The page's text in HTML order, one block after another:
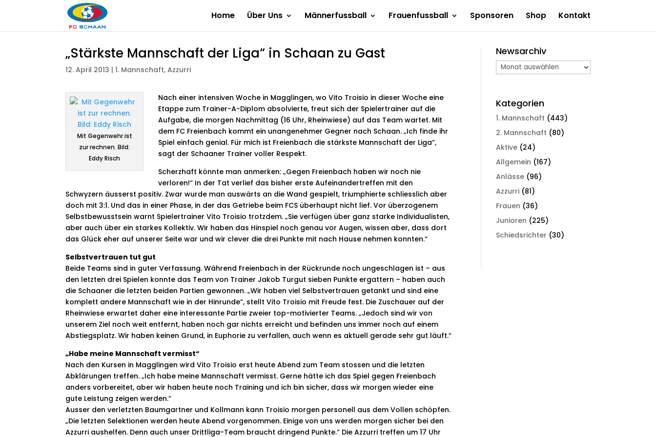
Home Über Uns Männerfussball Frauenfussball Sponsoren Shop Kontakt
„Stärkste Mannschaft der Liga“ in Schaan zu Gast
12. April 2013 |1. Mannschaft,Azzurri
Mit Gegenwehr ist
zur rechnen. Bild:
Eddy Risch
Nach einer intensiven Woche in Magglingen, wo Vito Troisio in dieser Woche eine
Etappe zum Trainer-A-Diplom absolvierte, freut sich der Spielertrainer auf die
Aufgabe, die morgen Nachmittag (16 Uhr, Rheinwiese) auf das Team wartet. Mit
dem FC Freienbach kommt ein unangenehmer Gegner nach Schaan. „Ich finde ihr
Spiel einfach genial. Für mich ist Freienbach die stärkste Mannschaft der Liga“,
sagt der Schaaner Trainer voller Respekt.
Scherzhaft könnte man anmerken: „Gegen Freienbach haben wir noch nie
verloren!“ In der Tat verlief das bisher erste Aufeinandertreffen mit den
Schwyzern äusserst positiv. Zwar wurde man auswärts an die Wand gespielt, triumphierte schliesslich aber
doch mit 3:1. Und das in einer Phase, in der das Getriebe beim FCS überhaupt nicht lief. Vor überzogenem
Selbstbewusstsein warnt Spielertrainer Vito Troisio trotzdem. „Sie verfügen über ganz starke Individualisten,
aber auch über ein starkes Kollektiv. Wir haben das Hinspiel noch genau vor Augen, wissen aber, dass dort
das Glück eher auf unserer Seite war und wir clever die drei Punkte mit nach Hause nehmen konnten.“
Selbstvertrauen tut gut
Beide Teams sind in guter Verfassung. Während Freienbach in der Rückrunde noch ungeschlagen ist – aus
den letzten drei Spielen konnte das Team von Trainer Jakob Turgut sieben Punkte ergattern – haben auch
die Schaaner die letzten beiden Partien gewonnen. „Wir haben viel Selbstvertrauen getankt und sind eine
komplett andere Mannschaft wie in der Hinrunde“, stellt Vito Troisio mit Freude fest. Die Zuschauer auf der
Rheinwiese erwartet daher eine interessante Partie zweier top-motivierter Teams. „Jedoch sind wir von
unserem Ziel noch weit entfernt, haben noch gar nichts erreicht und befinden uns immer noch auf einem
Abstiegsplatz. Wir haben keinen Grund, in Euphorie zu verfallen, auch wenn es aktuell gerade sehr gut läuft.“
„Habe meine Mannschaft vermisst“
Nach den Kursen in Magglingen wird Vito Troisio erst heute Abend zum Team stossen und die letzten
Abklärungen treffen. „Ich habe meine Mannschaft vermisst. Gerne hätte ich das Spiel gegen Freienbach
anders vorbereitet, aber wir haben heute noch Training und ich bin sicher, dass wir morgen wieder eine
gute Leistung zeigen werden.“
Ausser den verletzten Baumgartner und Kollmann kann Troisio morgen personell aus dem Vollen schöpfen.
„Die letzten Selektionen werden heute Abend vorgenommen. Einige von uns werden morgen sicher bei den
Azzurri aushelfen. Denn auch unser Drittliga-Team braucht dringend Punkte.“ Die Azzurri treffen um 17 Uhr
Newsarchiv
Newsarchiv
Kategorien
1. Mannschaft (443)
2. Mannschaft (80)
Aktive (24)
Allgemein (167)
Anlässe (96)
Azzurri (81)
Frauen (36)
Junioren (225)
Schiedsrichter (30)